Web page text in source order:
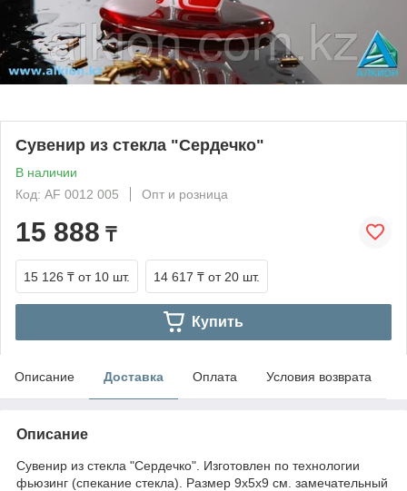
Сувенир из стекла "Сердечко"
В наличии
Код: AF 0012 005
Опт и розница
15 888 ₸
15 126 ₸ от 10 шт. 14 617 ₸ от 20 шт.
Купить
Описание Доставка Оплата Условия возврата
Описание
Сувенир из стекла "Сердечко". Изготовлен по технологии
фьюзинг (спекание стекла). Размер 9х5х9 см. замечательный